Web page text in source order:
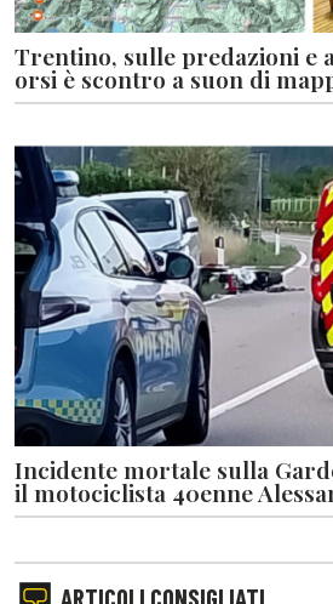
Trentino, sulle predazioni e
orsi è scontro a suon di
Incidente mortale sulla
il motociclista 40enne
ARTICOLI CONSIGLIATI